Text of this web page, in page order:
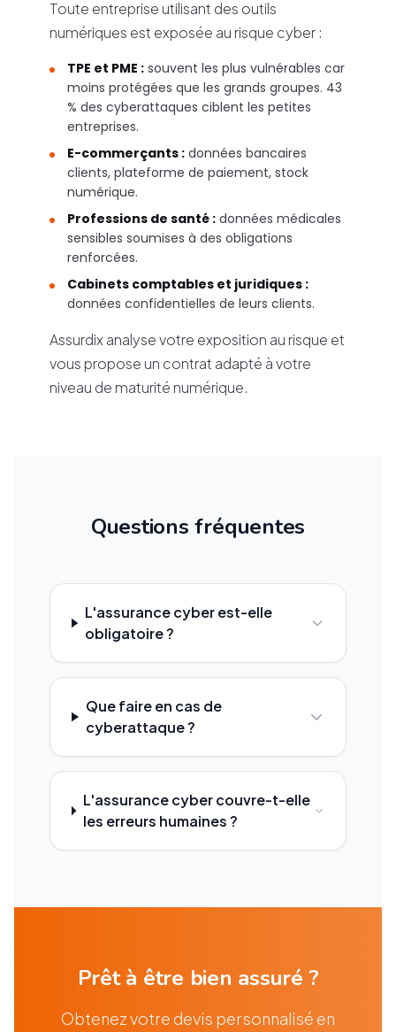
Toute entreprise utilisant des outils
numériques est exposée au risque cyber :
TPE et PME : souvent les plus vulnérables car
moins protégées que les grands groupes. 43
% des cyberattaques ciblent les petites
entreprises.
E-commerçants : données bancaires
clients, plateforme de paiement, stock
numérique.
Professions de santé : données médicales
sensibles soumises à des obligations
renforcées.
Cabinets comptables et juridiques :
données confidentielles de leurs clients.
Assurdix analyse votre exposition au risque et
vous propose un contrat adapté à votre
niveau de maturité numérique.
Questions fréquentes
L'assurance cyber est-elle
obligatoire ?
Que faire en cas de
cyberattaque ?
L'assurance cyber couvre-t-elle
les erreurs humaines ?
Prêt à être bien assuré ?
Obtenez votre devis personnalisé en